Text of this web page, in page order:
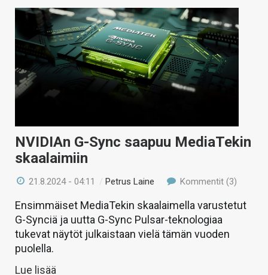
NVIDIAn G-Sync saapuu MediaTekin
skaalaimiin
21.8.2024 - 04:11 / Petrus Laine Kommentit (3)
Ensimmäiset MediaTekin skaalaimella varustetut
G-Synciä ja uutta G-Sync Pulsar-teknologiaa
tukevat näytöt julkaistaan vielä tämän vuoden
puolella.
Lue lisää